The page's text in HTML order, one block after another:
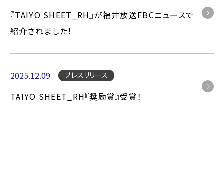
『TAIYO SHEET_RH』が福井放送FBCニュースで
紹介されました！
2025.12.09 プレスリリース
TAIYO SHEET_RH『奨励賞』受賞！